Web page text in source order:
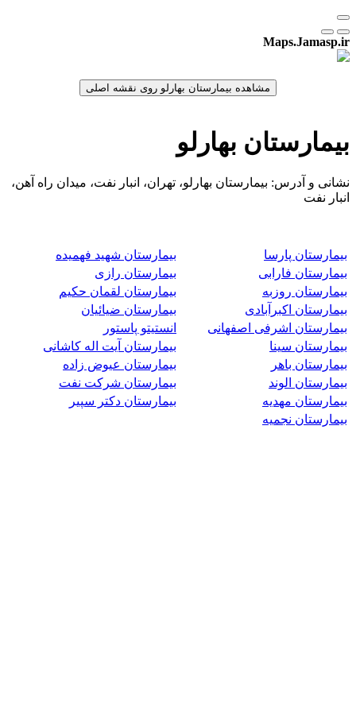
Maps.Jamasp.ir
بیمارستان بهارلو
نشانی و آدرس: بیمارستان بهارلو، تهران، انبار نفت، میدان راه آهن،
انبار نفت
بیمارستان پارسا
بیمارستان شهید فهمیده
بیمارستان فارابی
بیمارستان رازی
بیمارستان روزبه
بیمارستان لقمان حکیم
بیمارستان اکبرآبادی
بیمارستان ضیائیان
بیمارستان اشرفی اصفهانی
انستیتو پاستور
بیمارستان سینا
بیمارستان آیت اله کاشانی
بیمارستان باهر
بیمارستان عیوض زاده
بیمارستان الوند
بیمارستان شرکت نفت
بیمارستان مهدیه
بیمارستان دکتر سپیر
بیمارستان نجمیه